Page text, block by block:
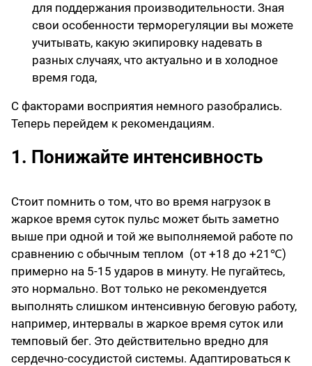
для поддержания производительности. Зная
свои особенности терморегуляции вы можете
учитывать, какую экипировку надевать в
разных случаях, что актуально и в холодное
время года,
С факторами восприятия немного разобрались.
Теперь перейдем к рекомендациям.
1. Понижайте интенсивность
Стоит помнить о том, что во время нагрузок в
жаркое время суток пульс может быть заметно
выше при одной и той же выполняемой работе по
сравнению с обычным теплом (от +18 до +21℃)
примерно на 5-15 ударов в минуту. Не пугайтесь,
это нормально. Вот только не рекомендуется
выполнять слишком интенсивную беговую работу,
например, интервалы в жаркое время суток или
темповый бег. Это действительно вредно для
сердечно-сосудистой системы. Адаптироваться к